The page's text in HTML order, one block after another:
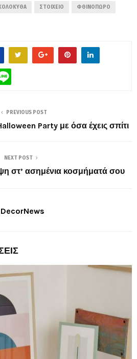
ΚΟΛΟΚΎΘΑ ΣΤΟΙΧΕΊΟ ΦΘΙΝΌΠΩΡΟ
PREVIOUS POST
Party με όσα έχεις σπίτι
NEXT POST
στ’ ασημένια κοσμήματά σου
DecorNews